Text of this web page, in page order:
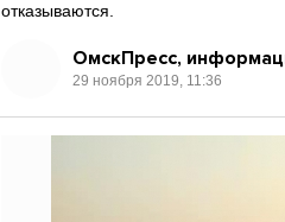
отказываются.
ОмскПресс,
29 ноября 2019, 11:36